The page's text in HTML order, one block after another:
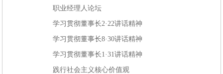
职业经理人论坛
学习贯彻董事长2·22讲话精神
学习贯彻董事长8·30讲话精神
学习贯彻董事长1·31讲话精神
践行社会主义核心价值观